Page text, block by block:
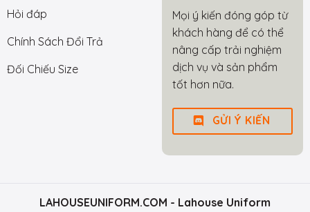
Hỏi đáp
Chính Sách Đổi Trả
Đối Chiếu Size
Mọi ý kiến đóng góp từ
khách hàng để có thể
nâng cấp trải nghiệm
dịch vụ và sản phẩm
tốt hơn nữa.
GỬI Ý KIẾN
LAHOUSEUNIFORM.COM - Lahouse Uniform